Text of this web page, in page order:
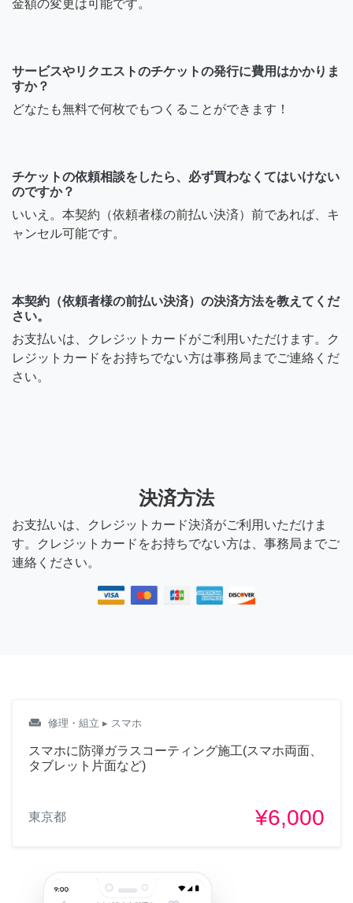
金額の変更は可能です。
サービスやリクエストのチケットの発行に費用はかかりま
すか？
どなたも無料で何枚でもつくることができます！
チケットの依頼相談をしたら、必ず買わなくてはいけない
のですか？
いいえ。本契約（依頼者様の前払い決済）前であれば、キ
ャンセル可能です。
本契約（依頼者様の前払い決済）の決済方法を教えてくだ
さい。
お支払いは、クレジットカードがご利用いただけます。ク
レジットカードをお持ちでない方は事務局までご連絡くだ
さい。
決済方法
お支払いは、クレジットカード決済がご利用いただけま
す。クレジットカードをお持ちでない方は、事務局までご
連絡ください。
weekend 修理・組立 ▸ スマホ
スマホに防弾ガラスコーティング施工(スマホ両面、
タブレット片面など)
東京都 ¥6,000